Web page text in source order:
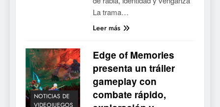
La trama…
Leer más
NOTICIAS DE
VIDEOJUEGOS
Edge of Memories
presenta un tráiler
gameplay con
combate rápido,